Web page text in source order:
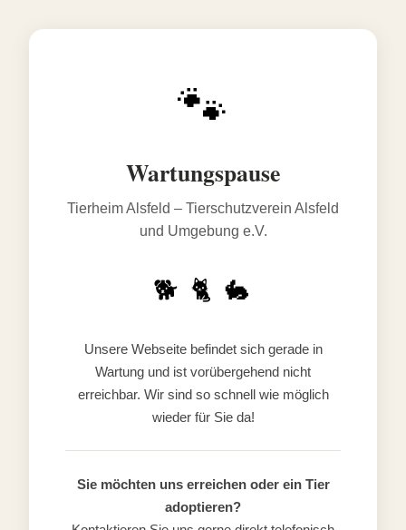
🐾
Wartungspause
Tierheim Alsfeld – Tierschutzverein Alsfeld
und Umgebung e.V.
🐕 🐈 🐇
Unsere Webseite befindet sich gerade in
Wartung und ist vorübergehend nicht
erreichbar. Wir sind so schnell wie möglich
wieder für Sie da!
Sie möchten uns erreichen oder ein Tier
adoptieren?